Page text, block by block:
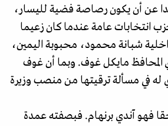
عن أن يكون رصاصة فضية لليسار،
انتخابات عامة عندما كان زعيما
شبانة محمود، محبوبة اليمين،
مايكل غوف. وبما أن غوف
له في مسألة ترقيتها من منصب وزيرة
فهو آندي برنهام. فبصفته عمدة